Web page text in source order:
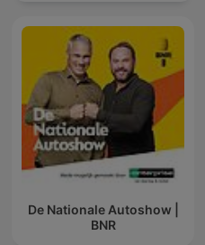
De Nationale Autoshow |
BNR